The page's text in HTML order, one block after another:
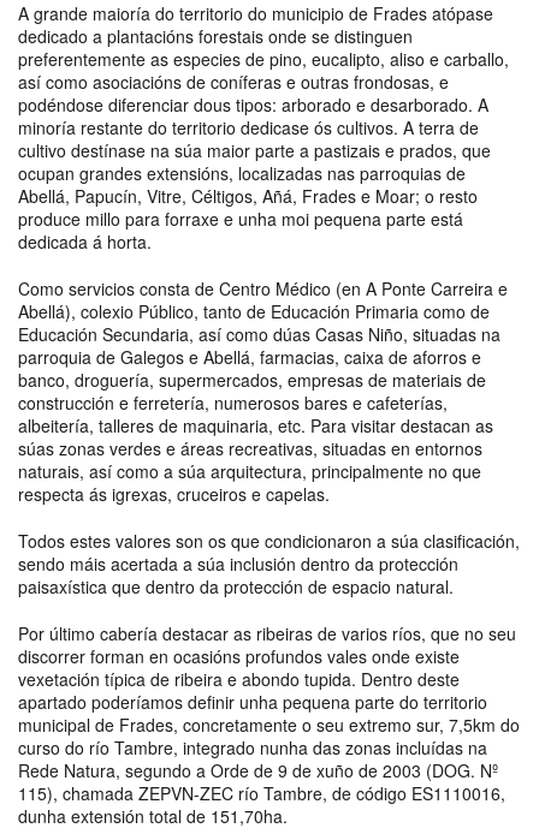
A grande maioría do territorio do municipio de Frades atópase
dedicado a plantacións forestais onde se distinguen
preferentemente as especies de pino, eucalipto, aliso e carballo,
así como asociacións de coníferas e outras frondosas, e
podéndose diferenciar dous tipos: arborado e desarborado. A
minoría restante do territorio dedicase ós cultivos. A terra de
cultivo destínase na súa maior parte a pastizais e prados, que
ocupan grandes extensións, localizadas nas parroquias de
Abellá, Papucín, Vitre, Céltigos, Añá, Frades e Moar; o resto
produce millo para forraxe e unha moi pequena parte está
dedicada á horta.
Como servicios consta de Centro Médico (en A Ponte Carreira e
Abellá), colexio Público, tanto de Educación Primaria como de
Educación Secundaria, así como dúas Casas Niño, situadas na
parroquia de Galegos e Abellá, farmacias, caixa de aforros e
banco, droguería, supermercados, empresas de materiais de
construcción e ferretería, numerosos bares e cafeterías,
albeitería, talleres de maquinaria, etc. Para visitar destacan as
súas zonas verdes e áreas recreativas, situadas en entornos
naturais, así como a súa arquitectura, principalmente no que
respecta ás igrexas, cruceiros e capelas.
Todos estes valores son os que condicionaron a súa clasificación,
sendo máis acertada a súa inclusión dentro da protección
paisaxística que dentro da protección de espacio natural.
Por último cabería destacar as ribeiras de varios ríos, que no seu
discorrer forman en ocasións profundos vales onde existe
vexetación típica de ribeira e abondo tupida. Dentro deste
apartado poderíamos definir unha pequena parte do territorio
municipal de Frades, concretamente o seu extremo sur, 7,5km do
curso do río Tambre, integrado nunha das zonas incluídas na
Rede Natura, segundo a Orde de 9 de xuño de 2003 (DOG. Nº
115), chamada ZEPVN-ZEC río Tambre, de código ES1110016,
dunha extensión total de 151,70ha.